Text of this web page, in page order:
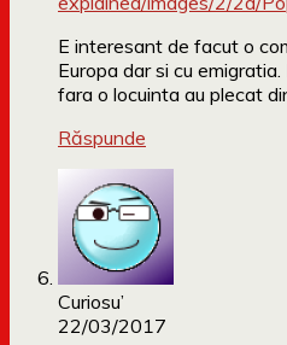
E interesant de facut o
Europa dar si cu
fara o locuinta au plecat
Răspunde
Curiosu’
22/03/2017